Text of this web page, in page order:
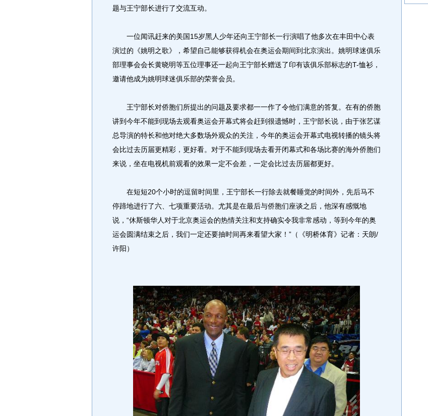
题与王宁部长进行了交流互动。
一位闻讯赶来的美国15岁黑人少年还向王宁部长一行演唱了他多次在丰田中心表
演过的《姚明之歌》，希望自己能够获得机会在奥运会期间到北京演出。姚明球迷俱乐
部理事会会长黄晓明等五位理事还一起向王宁部长赠送了印有该俱乐部标志的T-恤衫，
邀请他成为姚明球迷俱乐部的荣誉会员。
王宁部长对侨胞们所提出的问题及要求都一一作了令他们满意的答复。在有的侨胞
讲到今年不能到现场去观看奥运会开幕式将会赶到很遗憾时，王宁部长说，由于张艺谋
总导演的特长和他对绝大多数场外观众的关注，今年的奥运会开幕式电视转播的镜头将
会比过去历届更精彩，更好看。对于不能到现场去看开闭幕式和各场比赛的海外侨胞们
来说，坐在电视机前观看的效果一定不会差，一定会比过去历届都更好。
在短短20个小时的逗留时间里，王宁部长一行除去就餐睡觉的时间外，先后马不
停蹄地进行了六、七项重要活动。尤其是在最后与侨胞们座谈之后，他深有感慨地
说，“休斯顿华人对于北京奥运会的热情关注和支持确实令我非常感动，等到今年的奥
运会圆满结束之后，我们一定还要抽时间再来看望大家！”（《明桥体育》记者：天朗/
许阳）